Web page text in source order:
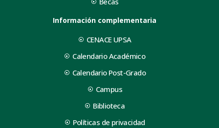
Información complementaria
CENACE UPSA
Calendario Académico
Calendario Post-Grado
Campus
Biblioteca
Políticas de privacidad